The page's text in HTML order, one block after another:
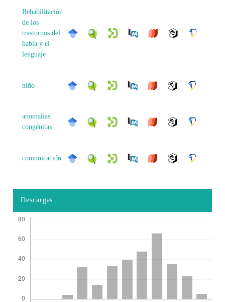
Rehabilitación
de los
trastornos del
habla y el
lenguaje
niño
anomalias
congénitas
comunicación
Descargas